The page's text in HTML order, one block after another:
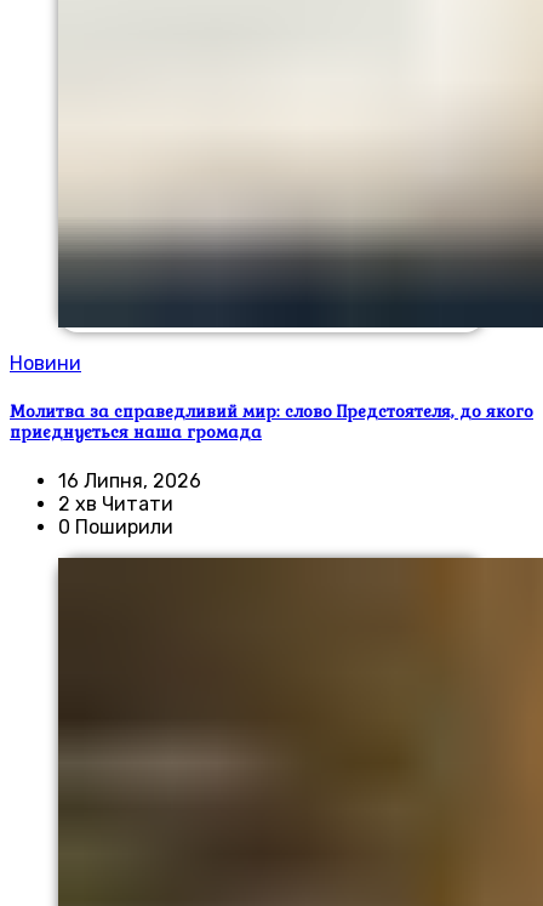
Новини
Молитва за справедливий мир: слово Предстоятеля, до якого
приєднується наша громада
16 Липня, 2026
2 хв Читати
0 Поширили